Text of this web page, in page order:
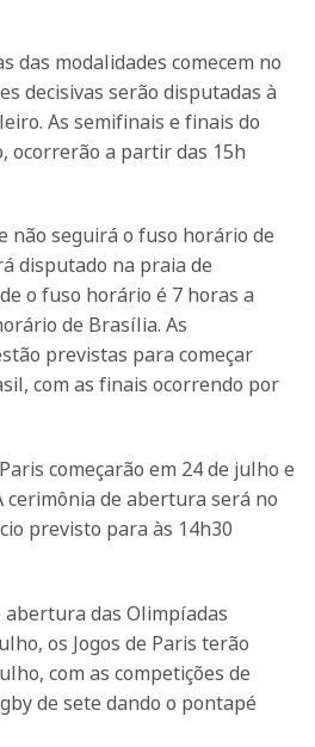
das modalidades comecem no
decisivas serão disputadas à
As semifinais e finais do
ocorrerão a partir das 15h
não seguirá o fuso horário de
disputado na praia de
o fuso horário é 7 horas a
de Brasília. As
previstas para começar
com as finais ocorrendo por
começarão em 24 de julho e
cerimônia de abertura será no
previsto para às 14h30
abertura das Olimpíadas
os Jogos de Paris terão
com as competições de
de sete dando o pontapé